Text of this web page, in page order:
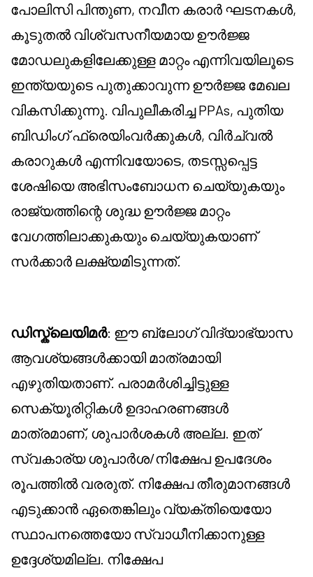
പോലിസി പിന്തുണ, നവീന കരാർ ഘടനകൾ,
കൂടുതൽ വിശ്വസനീയമായ ഊർജ്ജ
മോഡലുകളിലേക്കുള്ള മാറ്റം എന്നിവയിലൂടെ
ഇന്ത്യയുടെ പുതുക്കാവുന്ന ഊർജ്ജ മേഖല
വികസിക്കുന്നു. വിപുലീകരിച്ച PPAs, പുതിയ
ബിഡിംഗ് ഫ്രെയിംവർക്കുകൾ, വിർച്വൽ
കരാറുകൾ എന്നിവയോടെ, തടസ്സപ്പെട്ട
ശേഷിയെ അഭിസംബോധന ചെയ്യുകയും
രാജ്യത്തിന്റെ ശുദ്ധ ഊർജ്ജ മാറ്റം
വേഗത്തിലാക്കുകയും ചെയ്യുകയാണ്
സർക്കാർ ലക്ഷ്യമിടുന്നത്.
ഡിസ്ക്ലെയിമർ: ഈ ബ്ലോഗ് വിദ്യാഭ്യാസ
ആവശ്യങ്ങൾക്കായി മാത്രമായി
എഴുതിയതാണ്. പരാമർശിച്ചിട്ടുള്ള
സെക്യൂരിറ്റികൾ ഉദാഹരണങ്ങൾ
മാത്രമാണ്, ശുപാർശകൾ അല്ല. ഇത്
സ്വകാര്യ ശുപാർശ/നിക്ഷേപ ഉപദേശം
രൂപത്തിൽ വരരുത്. നിക്ഷേപ തീരുമാനങ്ങൾ
എടുക്കാൻ ഏതെങ്കിലും വ്യക്തിയെയോ
സ്ഥാപനത്തെയോ സ്വാധീനിക്കാനുള്ള
ഉദ്ദേശ്യമില്ല. നിക്ഷേപ